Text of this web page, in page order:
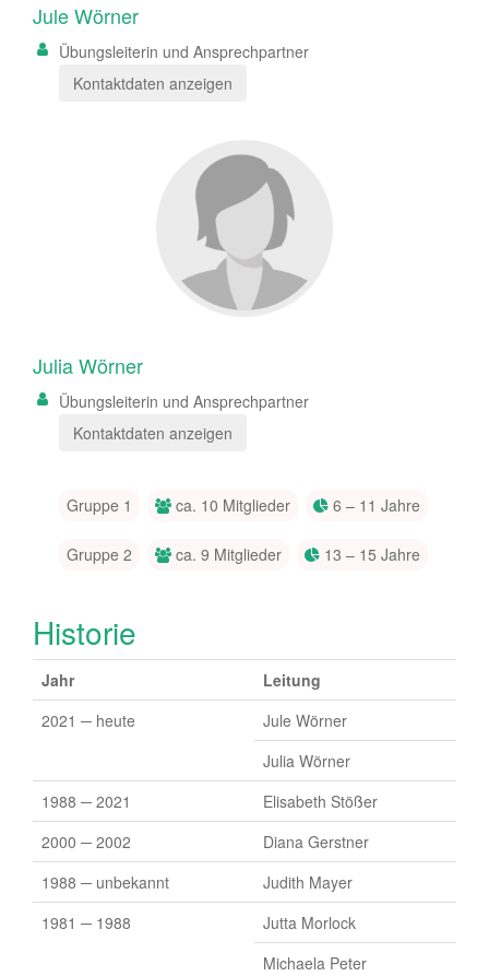
Jule Wörner
Übungsleiterin und Ansprechpartner
Kontaktdaten anzeigen
Julia Wörner
Übungsleiterin und Ansprechpartner
Kontaktdaten anzeigen
Gruppe 1 ca. 10 Mitglieder 6 – 11 Jahre
Gruppe 2 ca. 9 Mitglieder 13 – 15 Jahre
Historie
Jahr
Leitung
2021 ─ heute
Jule Wörner
Julia Wörner
1988 ─ 2021
Elisabeth Stößer
2000 ─ 2002
Diana Gerstner
1988 ─ unbekannt
Judith Mayer
1981 ─ 1988
Jutta Morlock
Michaela Peter